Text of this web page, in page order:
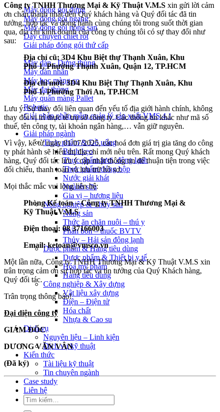
Máy đóng gói đứng
Máy đóng gói ngang
Máy đóng gói nông sản
Dây chuyền chiết rót
Giải pháp đóng gói thứ cấp
Máy dán - Dựng thùng
Máy dán nhãn
Máy bọc màng co
Máy đai thùng
Máy quấn màng Pallet
Robotic
Giải pháp phần mềm quản lý sản xuất VMS 4.1
Giải pháp ngành
Thực phẩm & Đồ uống
Bánh kẹo
Thực phẩm tươi, đông lạnh
Thực phẩm đóng hộp
Nước giải khát
Ngành sữa
Gia vị – hương liệu
Nông nghiệp & Thủy sản
Nông sản
Thức ăn chăn nuôi – thú y
Phân bón – thuốc BVTV
Thủy – Hải sản đông lạnh
Dược phẩm & Hàng tiêu dùng
Dược phẩm & Thiết bị y tế
Hóa mỹ phẩm
Hàng tiêu dùng
Công nghiệp & Xây dựng
Vật liệu xây dựng
Điện – Điện tử
Hóa chất
Nhựa & Cao su
Dịch vụ
Nguyên liệu – Linh kiện
Dịch vụ kỹ thuật
Kiến thức
Tài liệu kỹ thuật
Tin chuyên ngành
Case study
Liên hệ
Tìm
kiếm:
Công ty TNHH Thương Mại & Kỹ Thuật V.M.S xin gửi lời cảm
ơn chân thành nhất đến Quý khách hàng và Quý đối tác đã tin
tưởng, hợp tác và đồng hành cùng chúng tôi trong suốt thời gian
qua, địa chỉ kinh doanh của công ty chúng tôi có sự thay đổi như
sau:
Địa chỉ cũ: 3D4 Khu Biệt thự Thạnh Xuân, Khu
Phố 1, Phường Thạnh Xuân, Quận 12, TP.HCM
Địa chỉ mới: 3D4 Khu Biệt Thự Thạnh Xuân, Khu
Phố 1, Phường Thới An, TP.HCM
Lưu ý: Sự thay đổi liên quan đến yếu tố địa giới hành chính, không
thay đổi vị trí thực tế trụ sở công ty. Các thông tin khác như mã số
thuế, tên công ty, tài khoản ngân hàng,… vẫn giữ nguyên.
Vì vậy, kể từ ngày 01/07/2025, các hoá đơn giá trị gia tăng do công
ty phát hành sẽ hiển thị địa chỉ mới nêu trên. Rất mong Quý khách
hàng, Quý đối tác lưu ý cập nhật thông tin để thuận tiện trong việc
đối chiếu, thanh toán và lưu trữ hồ sơ.
Mọi thắc mắc vui lòng liên hệ:
Phòng Kế toán – Công ty TNHH Thương Mại &
Kỹ Thuật V.M.S
Điện thoại: 08 37166003
Email: ketoan@vmsco.vn
Một lần nữa, Công ty TNHH Thương Mại & Kỹ Thuật V.M.S xin
trân trọng cảm ơn sự hợp tác va tin tưởng của Quý Khách hàng,
Quý đối tác.
Trân trọng thông báo!
Đại diện công ty
GIÁM ĐỐC
DƯƠNG VĂN VÂN
(Đã ký)